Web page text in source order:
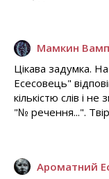
Мамкин
Цікава задумка.
Есесовець"
кількістю слів і
"№ речення...".
Ароматний